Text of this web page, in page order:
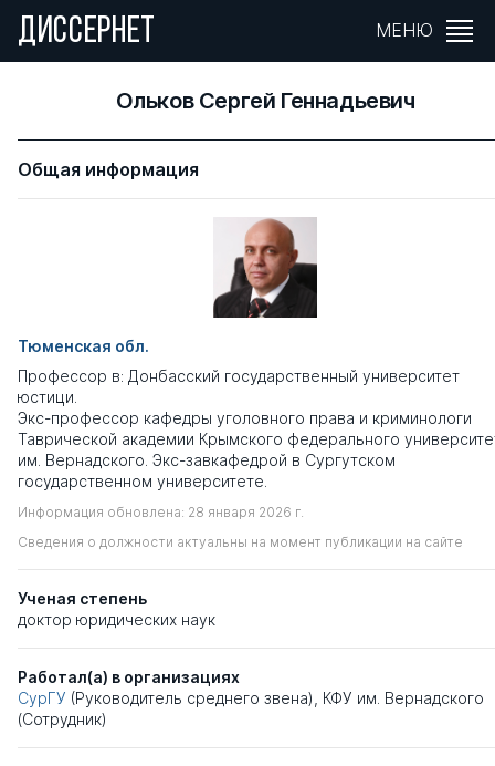
ДИССЕРНЕТ МЕНЮ
Ольков Сергей Геннадьевич
Общая информация
Тюменская обл.
Профессор в: Донбасский государственный университет
юстици.
Экс-профессор кафедры уголовного права и криминологи
Таврической академии Крымского федерального
им. Вернадского. Экс-завкафедрой в Сургутском
государственном университете.
Информация обновлена: 28 января 2026 г.
Сведения о должности актуальны на момент публикации на сайте
Ученая степень
доктор юридических наук
Работал(а) в организациях
СурГУ (Руководитель среднего звена), КФУ им. Вернадского
(Сотрудник)